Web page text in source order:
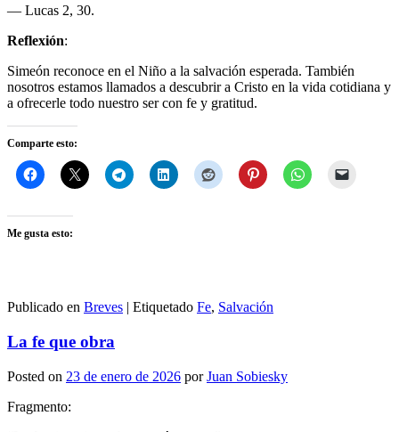
— Lucas 2, 30.
Reflexión:
Simeón reconoce en el Niño a la salvación esperada. También
nosotros estamos llamados a descubrir a Cristo en la vida cotidiana y
a ofrecerle todo nuestro ser con fe y gratitud.
Comparte esto:
Me gusta esto:
Publicado en Breves | Etiquetado Fe, Salvación
La fe que obra
Posted on 23 de enero de 2026 porJuan Sobiesky
Fragmento: